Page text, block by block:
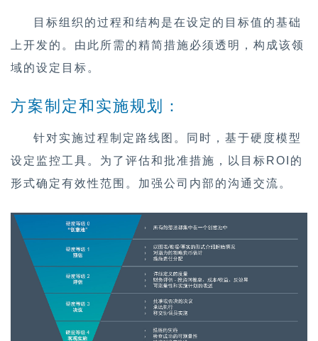
目标组织的过程和结构是在设定的目标值的基础
上开发的。由此所需的精简措施必须透明，构成该领
域的设定目标。
方案制定和实施规划：
针对实施过程制定路线图。同时，基于硬度模型
设定监控工具。为了评估和批准措施，以目标ROI的
形式确定有效性范围。加强公司内部的沟通交流。